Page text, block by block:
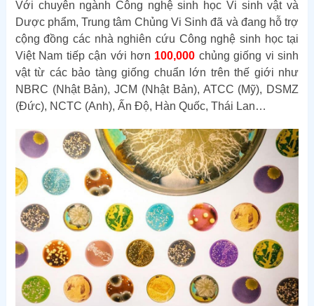
Với chuyên ngành Công nghệ sinh học Vi sinh vật và
Dược phẩm, Trung tâm Chủng Vi Sinh đã và đang hỗ trợ
cộng đồng các nhà nghiên cứu Công nghệ sinh học tại
Việt Nam tiếp cận với hơn 100,000 chủng giống vi sinh
vật từ các bảo tàng giống chuẩn lớn trên thế giới như
NBRC (Nhật Bản), JCM (Nhật Bản), ATCC (Mỹ), DSMZ
(Đức), NCTC (Anh), Ấn Độ, Hàn Quốc, Thái Lan…